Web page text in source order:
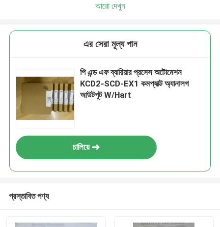
আরো দেখুন
এর সেরা মূল্য পান
পি এন্ড এফ ব্যারিয়ার প্রসেস অটোমেশন
KCD2-SCD-EX1 কমপ্যাক্ট অ্যানালগ
আউটপুট W/Hart
চালিয়ে
প্রস্তাবিত পণ্য